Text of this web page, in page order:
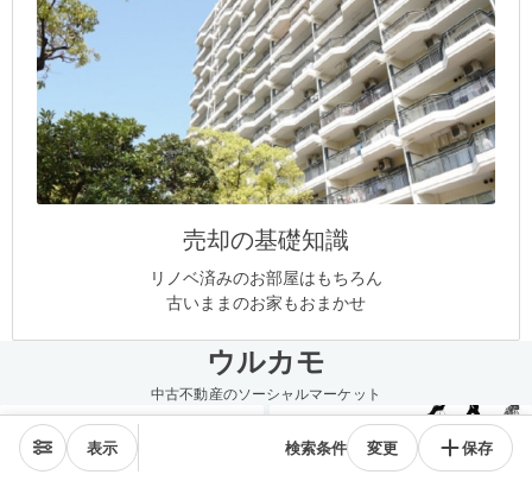
表示 検索条件 変更 保存
売却の基礎知識
リノベ済みのお部屋はもちろん
古いままのお家もおまかせ
ウルカモ
中古不動産のソーシャルマーケット